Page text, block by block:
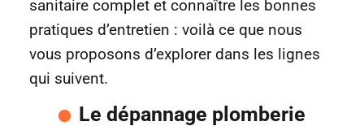
sanitaire complet et connaître les bonnes
pratiques d’entretien : voilà ce que nous
vous proposons d’explorer dans les lignes
qui suivent.
Le dépannage plomberie